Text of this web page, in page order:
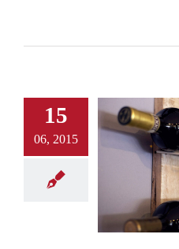
15
06, 2015